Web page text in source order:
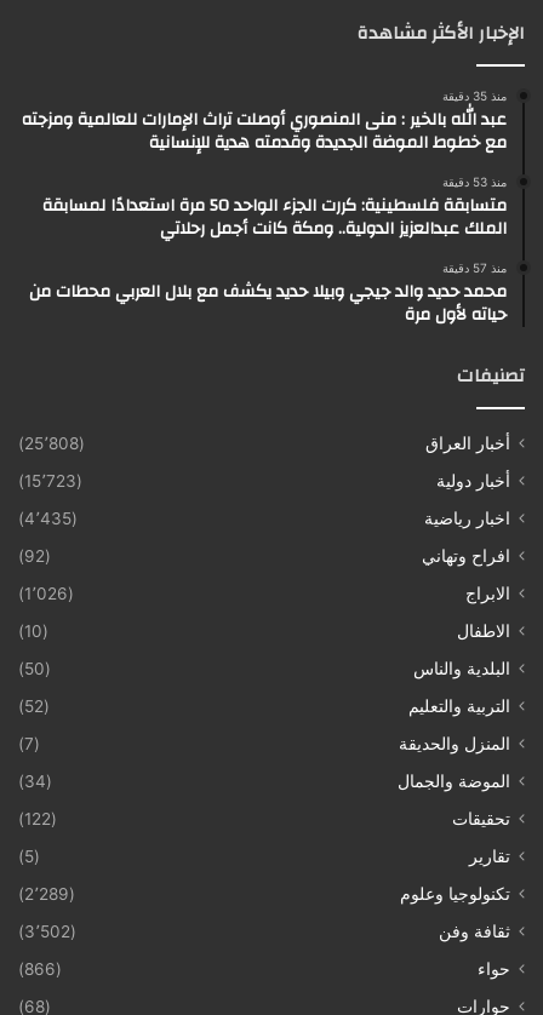
الإخبار الأكثر مشاهدة
منذ 35 دقيقة
عبد الله بالخير : منى المنصوري أوصلت تراث الإمارات للعالمية ومزجته
مع خطوط الموضة الجديدة وقدمته هدية للإنسانية
منذ 53 دقيقة
متسابقة فلسطينية: كررت الجزء الواحد 50 مرة استعدادًا لمسابقة
الملك عبدالعزيز الدولية.. ومكة كانت أجمل رحلاتي
منذ 57 دقيقة
محمد حديد والد جيجي وبيلا حديد يكشف مع بلال العربي محطات من
حياته لأول مرة
تصنيفات
أخبار العراق
(25٬808)
أخبار دولية
(15٬723)
اخبار رياضية
(4٬435)
افراح وتهاني
(92)
الابراج
(1٬026)
الاطفال
(10)
البلدية والناس
(50)
التربية والتعليم
(52)
المنزل والحديقة
(7)
الموضة والجمال
(34)
تحقيقات
(122)
تقارير
(5)
تكنولوجيا وعلوم
(2٬289)
ثقافة وفن
(3٬502)
حواء
(866)
حوارات
(68)